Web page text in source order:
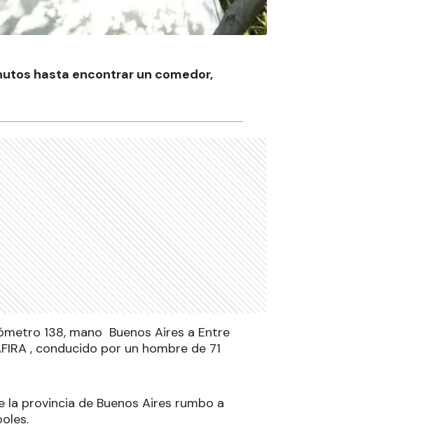
hasta encontrar un comedor,
138, mano Buenos Aires a Entre
, conducido por un hombre de 71
provincia de Buenos Aires rumbo a